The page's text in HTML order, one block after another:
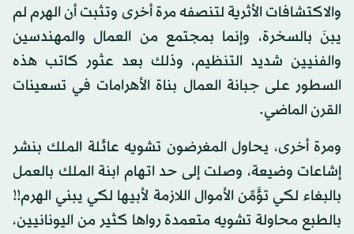
والاكتشافات الأثرية لتنصفه مرة أخرى وتثبت أن الهرم لم
يبنَ بالسخرة، وإنما بمجتمع من العمال والمهندسين
والفنيين شديد التنظيم، وذلك بعد عثور كاتب هذه
السطور على جبانة العمال بناة الأهرامات في تسعينات
القرن الماضي.
ومرة أخرى، يحاول المغرضون تشويه عائلة الملك بنشر
إشاعات وضيعة، وصلت إلى حد اتهام ابنة الملك بالعمل
بالبغاء لكي تؤَمِّن الأموال اللازمة لأبيها لكي يبني الهرم!!
بالطبع محاولة تشويه متعمدة رواها كثير من اليونانيين،